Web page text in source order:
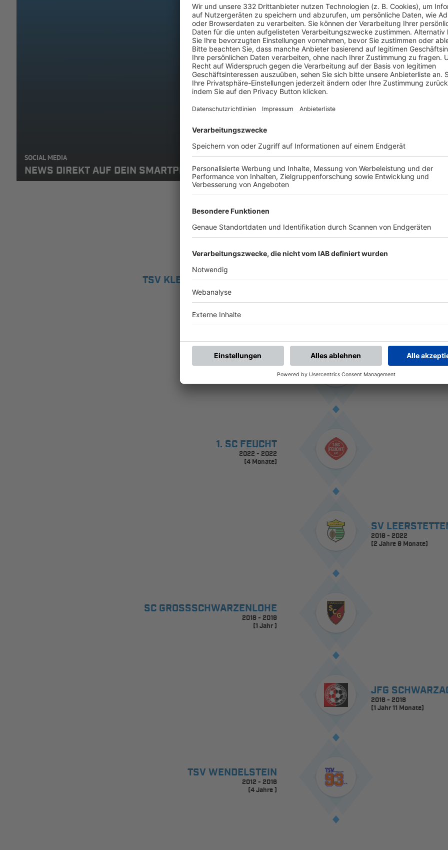
SOCIAL MEDIA
NEWS DIREKT AUF DEIN SMARTPHONE: ABONNIERE DEN BFV-WHATSAPP-KANAL!
HISTORIE
TSV KLEINSCHWARZENLOHE
SV
2022 - 2024
(1 Jahr 6 Monate)
1. SC FEUCHT
2022 - 2022
(4 Monate)
SV
2019 - 2022
(2 Jahre 9 Monate)
SC GROSSSCHWARZENLOHE
2018 - 2019
(1 Jahr )
JFG
2016 - 2018
(1 Jahr 11 Monate)
TSV WENDELSTEIN
2012 - 2016
(4 Jahre )